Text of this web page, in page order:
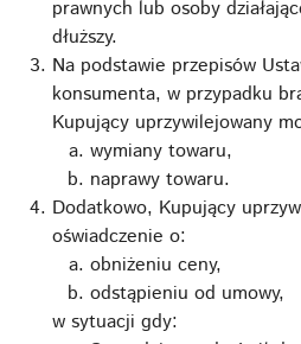
prawnych lub osoby
dłuższy.
Na podstawie przepisów
konsumenta, w przypadku
Kupujący uprzywilejowany
wymiany towaru,
naprawy towaru.
Dodatkowo, Kupujący
oświadczenie o:
obniżeniu ceny,
odstąpieniu od umowy,
w sytuacji gdy: